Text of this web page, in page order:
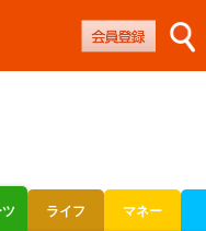
ツ ライフ マネー